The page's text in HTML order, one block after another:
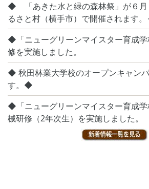
◆ 「あきた水と緑の森林祭」が６月
るさと村（横手市）で開催されます。
◆「ニューグリーンマイスター育成
修を実施しました。
◆ 秋田林業大学校のオープンキャン
す。◆
◆「ニューグリーンマイスター育成
械研修（2年次生）を実施しました。